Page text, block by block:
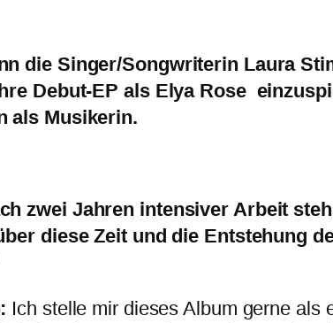
die Singer/Songwriterin Laura
Debut-EP als Elya Rose
als Musikerin.
zwei Jahren intensiver Arbeit
diese Zeit und die Entstehung
Ich stelle mir dieses Album gerne als